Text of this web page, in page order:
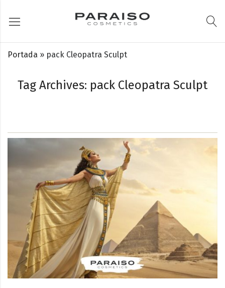
Tag Archives: pack Cleopatra Sculpt
Portada » pack Cleopatra Sculpt